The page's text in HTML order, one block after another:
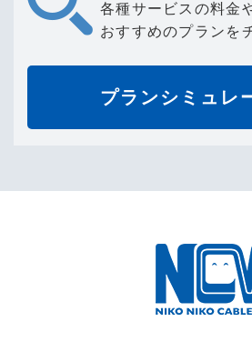
各種サービスの料金
おすすめのプランを
プランシミュレ